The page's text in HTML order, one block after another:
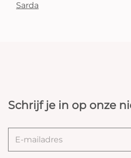
Sarda
Schrijf je in op onze